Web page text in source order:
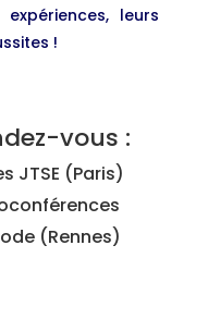
leurs
!
vous :
JTSE (Paris)
(Rennes)